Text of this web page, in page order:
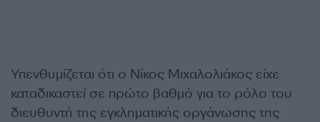
Υπενθυμίζεται ότι ο Νίκος Μιχαλολιάκος είχε
καταδικαστεί σε πρώτο βαθμό για το ρόλο του
διευθυντή της εγκληματικής οργάνωσης της